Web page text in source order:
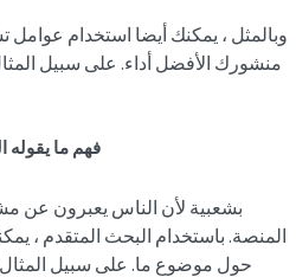
وبالمثل ، يمكنك أيضا استخدام
منشورك الأفضل أداء. على سبيل
فهم ما
المنصة. باستخدام البحث المتقدم ،
حول موضوع ما. على سبيل